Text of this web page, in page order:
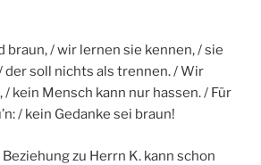
braun, / wir lernen sie kennen, / sie
der soll nichts als trennen. / Wir
kein Mensch kann nur hassen. / Für
/ kein Gedanke sei braun!
zu Herrn K. kann schon